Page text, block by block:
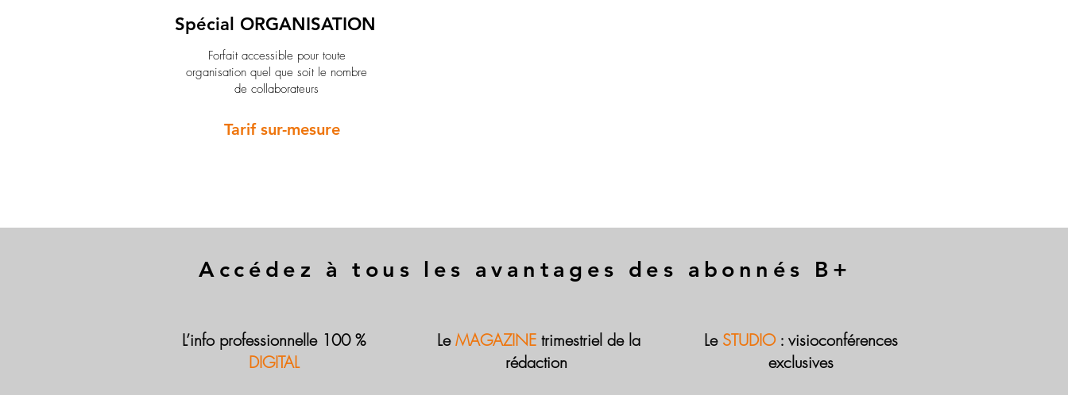
Spécial ORGANISATION
Forfait accessible pour toute
organisation quel que soit le nombre
de collaborateurs
Tarif sur-mesure
Accédez à tous les avantages des abonnés B+
L’info professionnelle 100 %
DIGITAL
LeMAGAZINE trimestriel de la
rédaction
Le STUDIO : visioconférences
exclusives